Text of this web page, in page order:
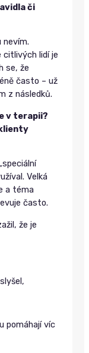
či
citlivých lidí je
se, že
často – už
z následků.
v terapii?
Velká
a téma
často.
že je
pomáhají víc